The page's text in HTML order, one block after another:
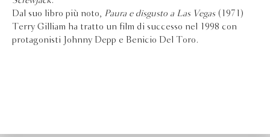
Dal suo libro più noto, Paura e disgusto a Las Vegas(1971)
Terry Gilliam ha tratto un film di successo nel 1998 con
protagonisti Johnny Depp e Benicio Del Toro.